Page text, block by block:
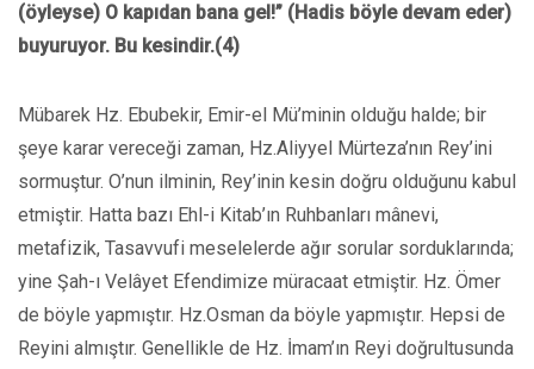
(öyleyse) O kapıdan bana gel!” (Hadis böyle devam eder)
buyuruyor. Bu kesindir.(4)
Mübarek Hz. Ebubekir, Emir-el Mü’minin olduğu halde; bir
şeye karar vereceği zaman, Hz.Aliyyel Mürteza’nın Rey’ini
sormuştur. O’nun ilminin, Rey’inin kesin doğru olduğunu kabul
etmiştir. Hatta bazı Ehl-i Kitab’ın Ruhbanları mânevi,
metafizik, Tasavvufi meselelerde ağır sorular sorduklarında;
yine Şah-ı Velâyet Efendimize müracaat etmiştir. Hz. Ömer
de böyle yapmıştır. Hz.Osman da böyle yapmıştır. Hepsi de
Reyini almıştır. Genellikle de Hz. İmam’ın Reyi doğrultusunda